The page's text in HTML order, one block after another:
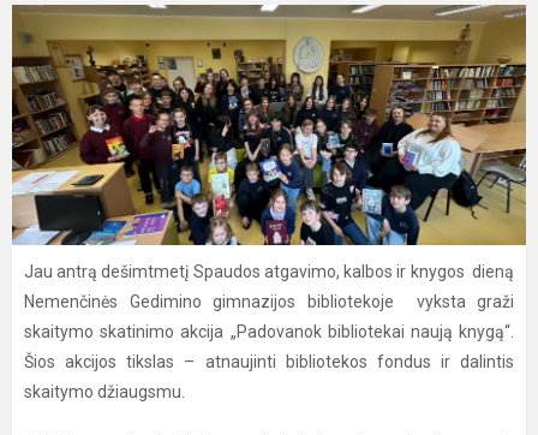
Jau antrą dešimtmetį Spaudos atgavimo, kalbos ir knygos dieną
Nemenčinės Gedimino gimnazijos bibliotekoje vyksta graži
skaitymo skatinimo akcija „Padovanok bibliotekai naują knygą“.
Šios akcijos tikslas – atnaujinti bibliotekos fondus ir dalintis
skaitymo džiaugsmu.